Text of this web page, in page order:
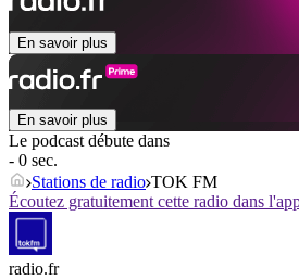
En savoir plus
En savoir plus
Le podcast débute dans
- 0 sec.
Stations de radio TOK FM
Écoutez gratuitement cette radio dans
radio.fr